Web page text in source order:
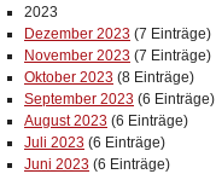
2023
Dezember 2023 (7 Einträge)
November 2023 (7 Einträge)
Oktober 2023 (8 Einträge)
September 2023 (6 Einträge)
August 2023 (6 Einträge)
Juli 2023 (6 Einträge)
Juni 2023 (6 Einträge)